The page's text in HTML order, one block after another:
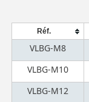
Réf.
VLBG-M8
VLBG-M10
VLBG-M12